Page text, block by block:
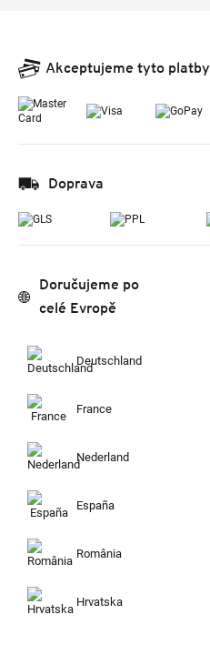
Akceptujeme tyto platby
Doprava
Doručujeme po
celé Evropě
Deutschland
France
Nederland
España
România
Hrvatska